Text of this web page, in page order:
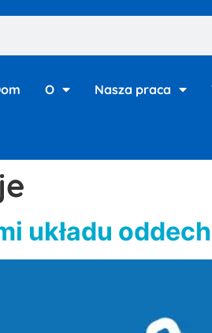
O Nasza praca
układu